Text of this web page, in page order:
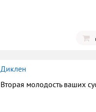
Диклен
Вторая молодость ваших